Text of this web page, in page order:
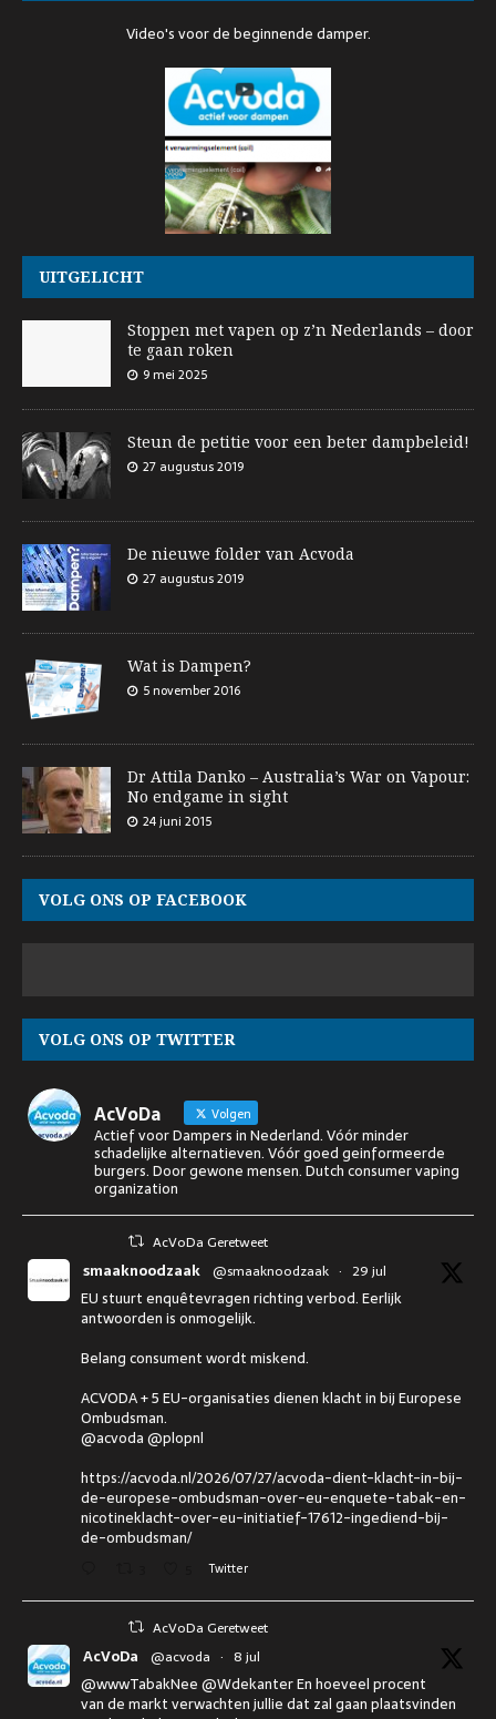
Video's voor de beginnende damper.
UITGELICHT
Stoppen met vapen op z’n Nederlands – door
te gaan roken
9 mei 2025
Steun de petitie voor een beter dampbeleid!
27 augustus 2019
De nieuwe folder van Acvoda
27 augustus 2019
Wat is Dampen?
5 november 2016
Dr Attila Danko – Australia’s War on Vapour:
No endgame in sight
24 juni 2015
VOLG ONS OP FACEBOOK
VOLG ONS OP TWITTER
AcVoDa Volgen
Actief voor Dampers in Nederland. Vóór minder
schadelijke alternatieven. Vóór goed geinformeerde
burgers. Door gewone mensen. Dutch consumer vaping
organization
AcVoDa Geretweet
smaaknoodzaak @smaaknoodzaak · 29 jul
EU stuurt enquêtevragen richting verbod. Eerlijk
antwoorden is onmogelijk.
Belang consument wordt miskend.
ACVODA + 5 EU-organisaties dienen klacht in bij Europese
Ombudsman.
@acvoda @plopnl
https://acvoda.nl/2026/07/27/acvoda-dient-klacht-in-bij-
de-europese-ombudsman-over-eu-enquete-tabak-en-
nicotineklacht-over-eu-initiatief-17612-ingediend-bij-
de-ombudsman/
Twitter
AcVoDa Geretweet
AcVoDa @acvoda · 8 jul
@wwwTabakNee @Wdekanter En hoeveel procent
van de markt verwachten jullie dat zal gaan plaatsvinden